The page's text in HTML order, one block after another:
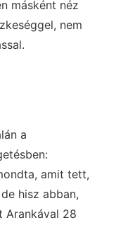
másként néz
nem
a
amit tett,
hisz abban,
Arankával 28